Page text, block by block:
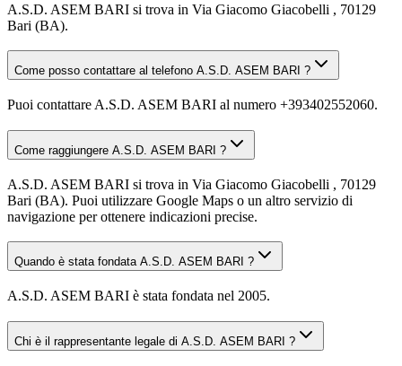
A.S.D. ASEM BARI si trova in Via Giacomo Giacobelli , 70129
Bari (BA).
Come posso contattare al telefono A.S.D. ASEM BARI ?
Puoi contattare A.S.D. ASEM BARI al numero +393402552060.
Come raggiungere A.S.D. ASEM BARI ?
A.S.D. ASEM BARI si trova in Via Giacomo Giacobelli , 70129
Bari (BA). Puoi utilizzare Google Maps o un altro servizio di
navigazione per ottenere indicazioni precise.
Quando è stata fondata A.S.D. ASEM BARI ?
A.S.D. ASEM BARI è stata fondata nel 2005.
Chi è il rappresentante legale di A.S.D. ASEM BARI ?